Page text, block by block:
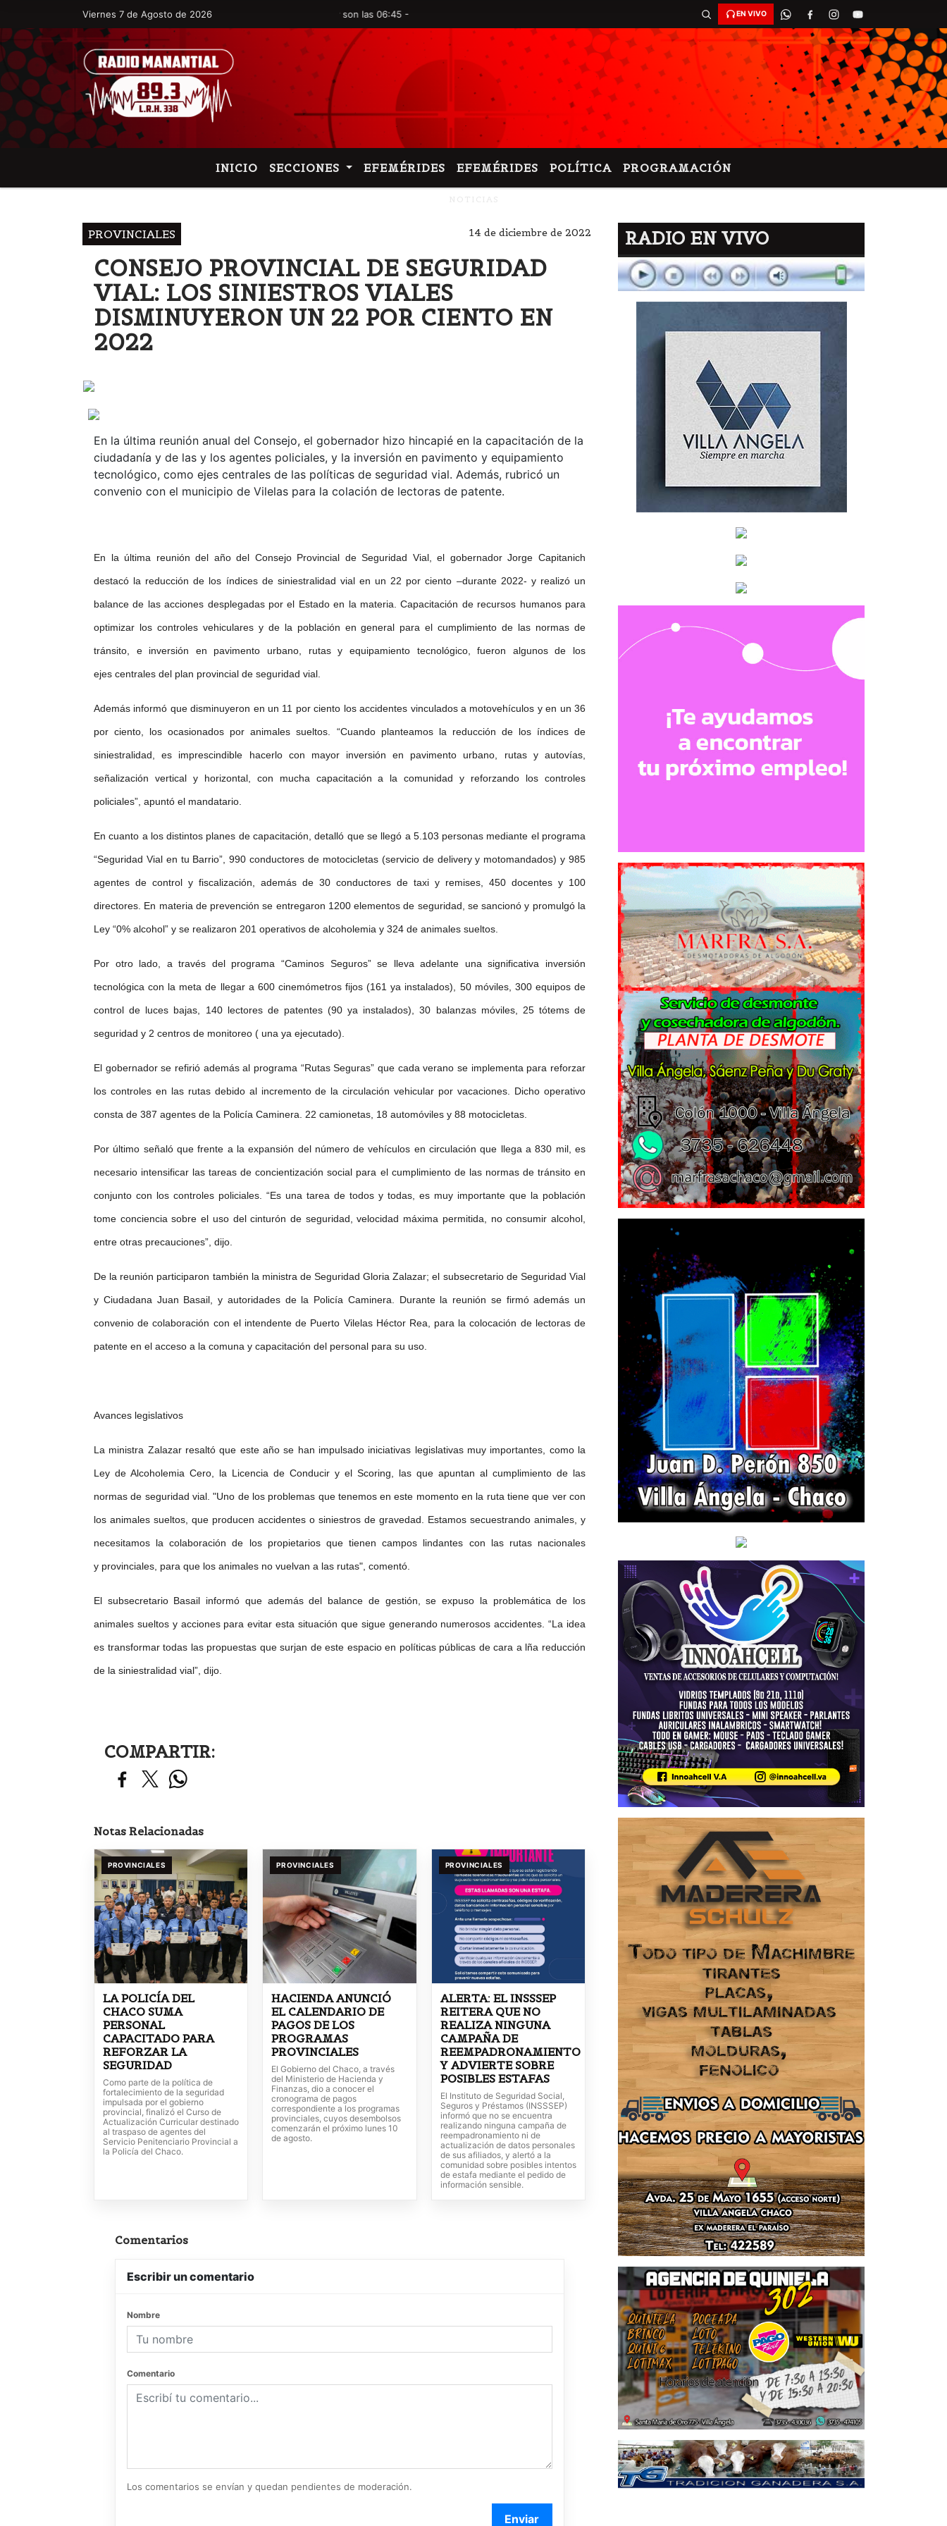
Viernes 7 de Agosto de 2026
Hoy es Viernes 7 de Agosto de 2026 y son las 06:45 - EN VIVO
INICIO SECCIONES EFEMÉRIDES EFEMÉRIDES POLÍTICA PROGRAMACIÓN
PROVINCIALES 14 de diciembre de 2022
CONSEJO PROVINCIAL DE SEGURIDAD
VIAL: LOS SINIESTROS VIALES
DISMINUYERON UN 22 POR CIENTO EN
2022
En la última reunión anual del Consejo, el gobernador hizo hincapié en la capacitación de la
ciudadanía y de las y los agentes policiales, y la inversión en pavimento y equipamiento
tecnológico, como ejes centrales de las políticas de seguridad vial. Además, rubricó un
convenio con el municipio de Vilelas para la colación de lectoras de patente.
En la última reunión del año del Consejo Provincial de Seguridad Vial, el gobernador Jorge Capitanich
destacó la reducción de los índices de siniestralidad vial en un 22 por ciento –durante 2022- y realizó un
balance de las acciones desplegadas por el Estado en la materia. Capacitación de recursos humanos para
optimizar los controles vehiculares y de la población en general para el cumplimiento de las normas de
tránsito, e inversión en pavimento urbano, rutas y equipamiento tecnológico, fueron algunos de los
ejes centrales del plan provincial de seguridad vial.
Además informó que disminuyeron en un 11 por ciento los accidentes vinculados a motovehículos y en un 36
por ciento, los ocasionados por animales sueltos. “Cuando planteamos la reducción de los índices de
siniestralidad, es imprescindible hacerlo con mayor inversión en pavimento urbano, rutas y autovías,
señalización vertical y horizontal, con mucha capacitación a la comunidad y reforzando los controles
policiales”, apuntó el mandatario.
En cuanto a los distintos planes de capacitación, detalló que se llegó a 5.103 personas mediante el programa
“Seguridad Vial en tu Barrio”, 990 conductores de motocicletas (servicio de delivery y motomandados) y 985
agentes de control y fiscalización, además de 30 conductores de taxi y remises, 450 docentes y 100
directores. En materia de prevención se entregaron 1200 elementos de seguridad, se sancionó y promulgó la
Ley “0% alcohol” y se realizaron 201 operativos de alcoholemia y 324 de animales sueltos.
Por otro lado, a través del programa “Caminos Seguros” se lleva adelante una significativa inversión
tecnológica con la meta de llegar a 600 cinemómetros fijos (161 ya instalados), 50 móviles, 300 equipos de
control de luces bajas, 140 lectores de patentes (90 ya instalados), 30 balanzas móviles, 25 tótems de
seguridad y 2 centros de monitoreo ( una ya ejecutado).
El gobernador se refirió además al programa “Rutas Seguras” que cada verano se implementa para reforzar
los controles en las rutas debido al incremento de la circulación vehicular por vacaciones. Dicho operativo
consta de 387 agentes de la Policía Caminera. 22 camionetas, 18 automóviles y 88 motocicletas.
Por último señaló que frente a la expansión del número de vehículos en circulación que llega a 830 mil, es
necesario intensificar las tareas de concientización social para el cumplimiento de las normas de tránsito en
conjunto con los controles policiales. “Es una tarea de todos y todas, es muy importante que la población
tome conciencia sobre el uso del cinturón de seguridad, velocidad máxima permitida, no consumir alcohol,
entre otras precauciones”, dijo.
De la reunión participaron también la ministra de Seguridad Gloria Zalazar; el subsecretario de Seguridad Vial
y Ciudadana Juan Basail, y autoridades de la Policía Caminera. Durante la reunión se firmó además un
convenio de colaboración con el intendente de Puerto Vilelas Héctor Rea, para la colocación de lectoras de
patente en el acceso a la comuna y capacitación del personal para su uso.
Avances legislativos
La ministra Zalazar resaltó que este año se han impulsado iniciativas legislativas muy importantes, como la
Ley de Alcoholemia Cero, la Licencia de Conducir y el Scoring, las que apuntan al cumplimiento de las
normas de seguridad vial. "Uno de los problemas que tenemos en este momento en la ruta tiene que ver con
los animales sueltos, que producen accidentes o siniestros de gravedad. Estamos secuestrando animales, y
necesitamos la colaboración de los propietarios que tienen campos lindantes con las rutas nacionales
y provinciales, para que los animales no vuelvan a las rutas", comentó.
El subsecretario Basail informó que además del balance de gestión, se expuso la problemática de los
animales sueltos y acciones para evitar esta situación que sigue generando numerosos accidentes. “La idea
es transformar todas las propuestas que surjan de este espacio en políticas públicas de cara a lña reducción
de la siniestralidad vial”, dijo.
COMPARTIR:
Notas Relacionadas
PROVINCIALES
LA POLICÍA DEL
CHACO SUMA
PERSONAL
CAPACITADO PARA
REFORZAR LA
SEGURIDAD
Como parte de la política de
fortalecimiento de la seguridad
impulsada por el gobierno
provincial, finalizó el Curso de
Actualización Curricular destinado
al traspaso de agentes del
Servicio Penitenciario Provincial a
la Policía del Chaco.
PROVINCIALES
HACIENDA ANUNCIÓ
EL CALENDARIO DE
PAGOS DE LOS
PROGRAMAS
PROVINCIALES
El Gobierno del Chaco, a través
del Ministerio de Hacienda y
Finanzas, dio a conocer el
cronograma de pagos
correspondiente a los programas
provinciales, cuyos desembolsos
comenzarán el próximo lunes 10
de agosto.
PROVINCIALES
ALERTA: EL INSSSEP
REITERA QUE NO
REALIZA NINGUNA
CAMPAÑA DE
REEMPADRONAMIENTO
Y ADVIERTE SOBRE
POSIBLES ESTAFAS
El Instituto de Seguridad Social,
Seguros y Préstamos (INSSSEP)
informó que no se encuentra
realizando ninguna campaña de
reempadronamiento ni de
actualización de datos personales
de sus afiliados, y alertó a la
comunidad sobre posibles intentos
de estafa mediante el pedido de
información sensible.
Comentarios
Escribir un comentario
Nombre
Comentario
Los comentarios se envían y quedan pendientes de moderación.
Enviar
RADIO EN VIVO